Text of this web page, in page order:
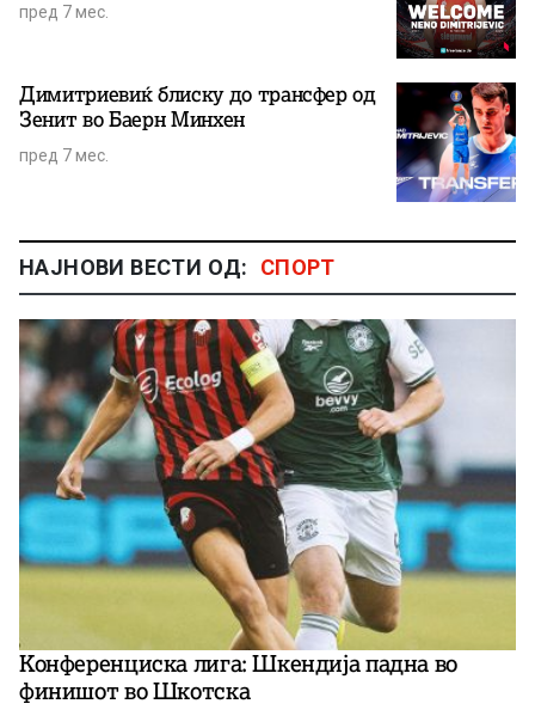
пред 7 мес.
Димитриевиќ блиску до трансфер од
Зенит во Баерн Минхен
пред 7 мес.
НАЈНОВИ ВЕСТИ ОД: СПОРТ
Конференциска лига: Шкендија падна во
финишот во Шкотска